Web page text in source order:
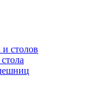
столов